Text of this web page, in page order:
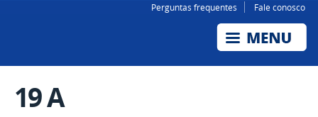
Perguntas frequentes Fale conosco
19 A